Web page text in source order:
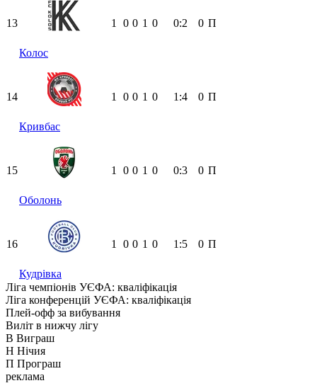
13
Колос
1 0 0 1 0 0:2 0 П
14
Кривбас
1 0 0 1 0 1:4 0 П
15
Оболонь
1 0 0 1 0 0:3 0 П
16
Кудрівка
1 0 0 1 0 1:5 0 П
Ліга чемпіонів УЄФА: кваліфікація
Ліга конференцій УЄФА: кваліфікація
Плей-офф за вибування
Виліт в нижчу лігу
В Виграш
Н Нічия
П Програш
реклама